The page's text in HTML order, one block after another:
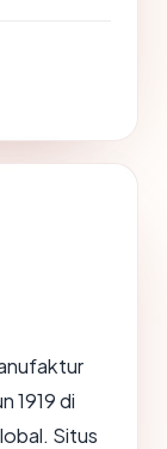
1919 di
Situs